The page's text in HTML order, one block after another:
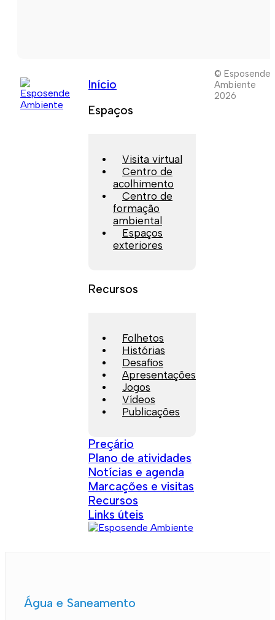
Início
Espaços
Visita virtual
Centro de
acolhimento
Centro de
formação
ambiental
Espaços
exteriores
Recursos
Folhetos
Histórias
Desafios
Apresentações
Jogos
Vídeos
Publicações
Preçário
Plano de atividades
Notícias e agenda
Marcações e visitas
Recursos
Links úteis
© Esposende
Ambiente
2026
Água e Saneamento